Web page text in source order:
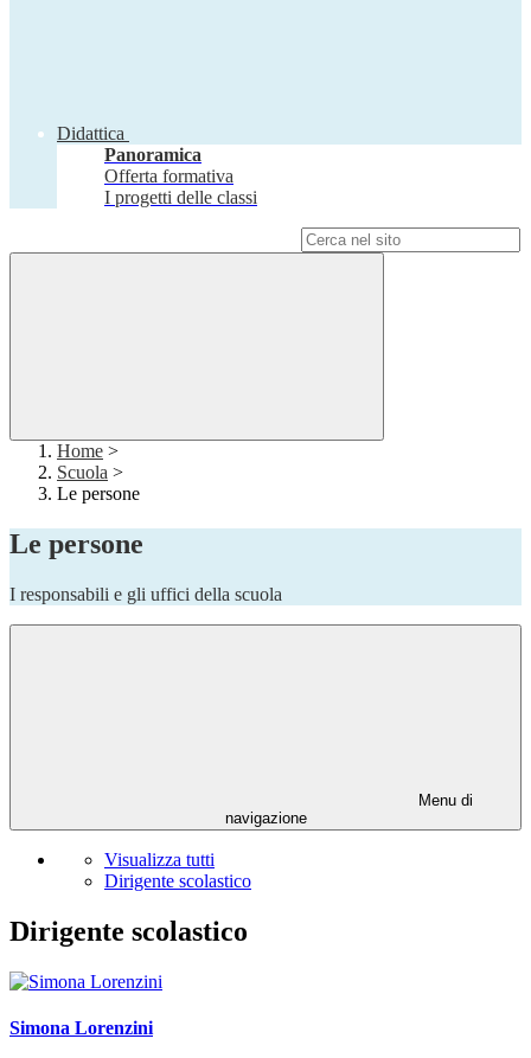
Didattica
Panoramica
Offerta formativa
I progetti delle classi
Home >
Scuola >
Le persone
Le persone
I responsabili e gli uffici della scuola
Menu di
navigazione
Visualizza tutti
Dirigente scolastico
Dirigente scolastico
Simona Lorenzini